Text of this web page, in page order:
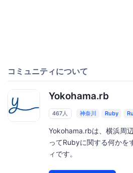
コミュニティについて
Yokohama.rb
467人 神奈川 Ruby
Yokohama.rbは、横浜周
ってRubyに関する何かを
ィです。